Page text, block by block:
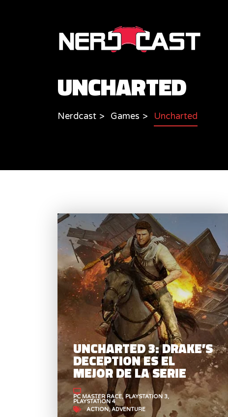
UNCHARTED
Nerdcast Games Uncharted
UNCHARTED 3: DRAKE’S
DECEPTION ES EL
MEJOR DE LA SERIE
PC MASTER RACE PLAYSTATION 3
PLAYSTATION 4
ACTION ADVENTURE